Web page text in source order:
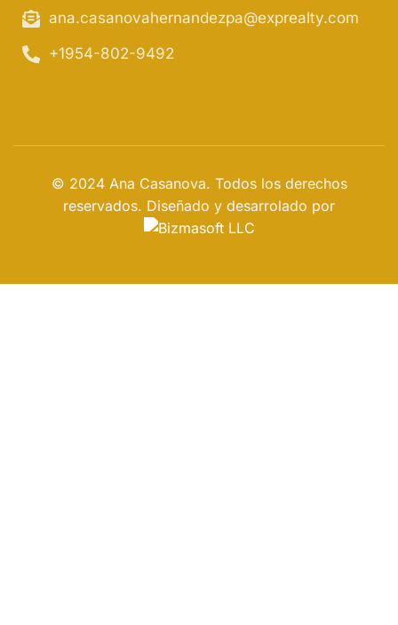
ana.casanovahernandezpa@exprealty.com
+1954-802-9492
© 2024 Ana Casanova. Todos los derechos
reservados. Diseñado y desarrolado por